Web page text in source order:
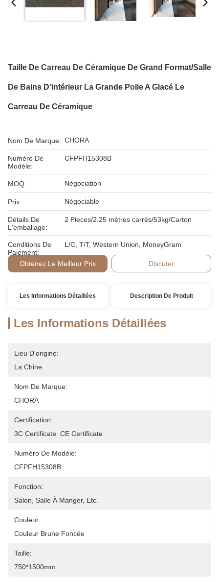
Taille De Carreau De Céramique De Grand Format/salle
De Bains D'intérieur La Grande Polie A Glacé Le
Carreau De Céramique
Nom De Marque: CHORA
Numéro De
Modèle:
CFPFH15308B
MOQ: Négociation
Prix: Négociable
Détails De
L'emballage:
2 Pieces/2.25 mètres carrés/53kg/Carton
Conditions De
Paiement:
L/C, T/T, Western Union, MoneyGram
Obtenez Le Meilleur Prix Discuter
Les Informations Détaillées Description De Produit
Les Informations Détaillées
Lieu D'origine:
La Chine
Nom De Marque:
CHORA
Certification:
3C Certificate  CE Certificate
Numéro De Modèle:
CFPFH15308B
Fonction:
Salon, Salle À Manger, Etc.
Couleur:
Couleur Brune Foncée
Taille:
750*1500mm